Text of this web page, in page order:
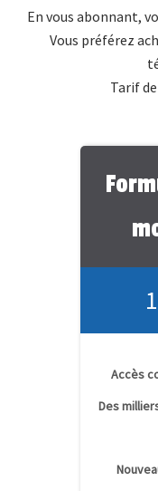
En vous abonnant,
Vous préférez
Tarif
Accès
Des